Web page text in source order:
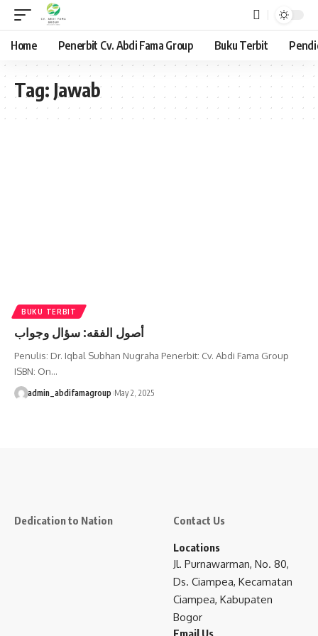
Home Penerbit Cv. Abdi Fama Group Buku Terbit
Tag: Jawab
BUKU TERBIT
أصول الفقه: سؤال وجواب
Penulis: Dr. Iqbal Subhan Nugraha Penerbit: Cv. Abdi Fama Group
ISBN: On…
admin_abdifamagroup May 2, 2025
Dedication to Nation Contact Us
Locations
Jl. Purnawarman, No. 80,
Ds. Ciampea, Kecamatan
Ciampea, Kabupaten
Bogor
Email Us